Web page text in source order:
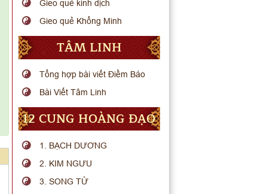
Gieo quẻ kinh dịch
Gieo quẻ Khổng Minh
TÂM LINH
Tổng hợp bài viết Điềm Báo
Bài Viết Tâm Linh
12 CUNG HOÀNG ĐẠO
1. BẠCH DƯƠNG
2. KIM NGƯU
3. SONG TỬ